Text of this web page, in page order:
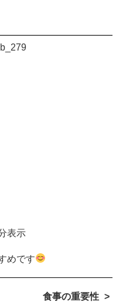
表示
めです
食事の重要性